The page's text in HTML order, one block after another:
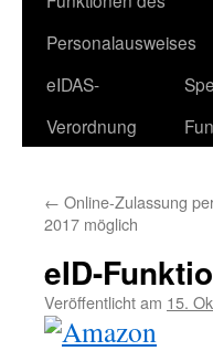
Personalausweises
eIDAS-
Verordnung
← Online-Zulassung
2017 möglich
eID-
Veröffentlicht am 15.